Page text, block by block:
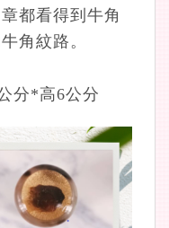
都看得到牛角
角紋路。
分*高6公分